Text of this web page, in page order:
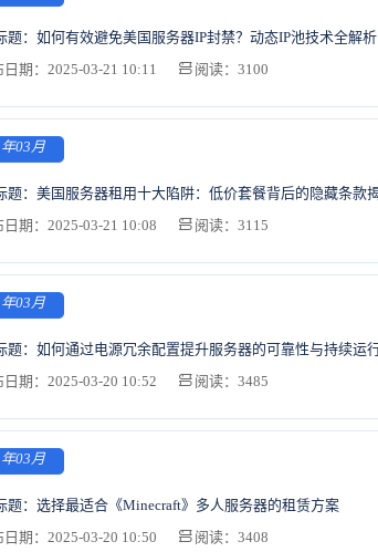
题： 如何有效避免美国服务器IP封禁？动态IP池技术全解析
日期：2025-03-21 10:11
阅读：3100
03月
题： 美国服务器租用十大陷阱：低价套餐背后的隐藏条款
日期：2025-03-21 10:08
阅读：3115
03月
题： 如何通过电源冗余配置提升服务器的可靠性与持续运
日期：2025-03-20 10:52
阅读：3485
03月
题： 选择最适合《Minecraft》多人服务器的租赁方案
日期：2025-03-20 10:50
阅读：3408